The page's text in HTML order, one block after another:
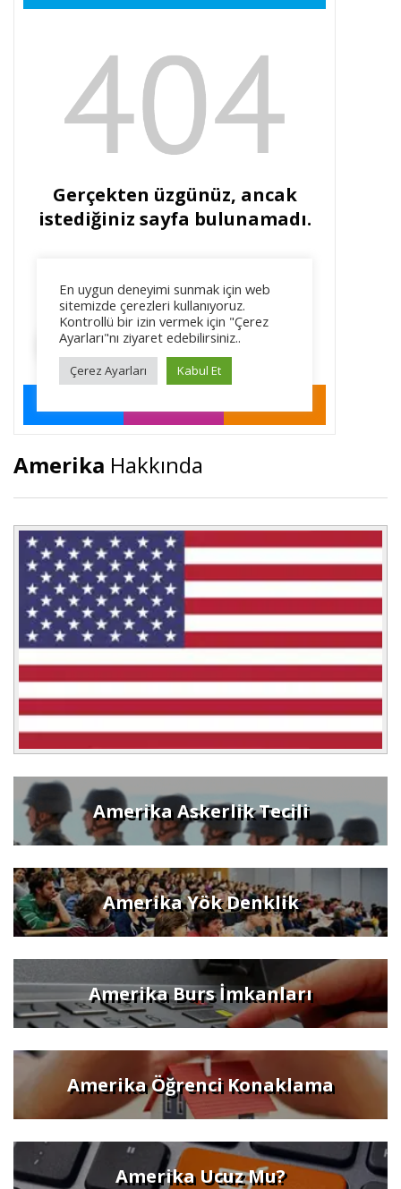
Amerika Hakkında
Amerika Askerlik Tecili
Amerika Yök Denklik
Amerika Burs İmkanları
Amerika Öğrenci Konaklama
Amerika Ucuz Mu?